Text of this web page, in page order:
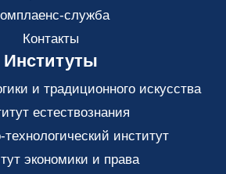
служба
Контакты
Институты
и традиционного искусства
естествознания
институт
экономики и права